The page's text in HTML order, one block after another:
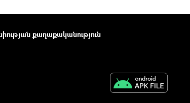
քաղաքականություն